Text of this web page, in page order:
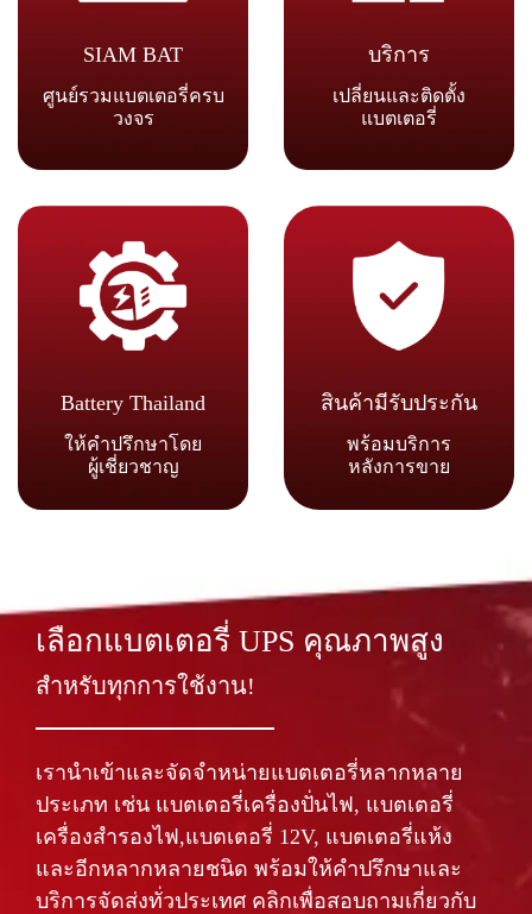
SIAM BAT
ศูนย์รวมแบตเตอรี่ครบ
วงจร
บริการ
เปลี่ยนและติดตั้ง
แบตเตอรี่
Battery Thailand
ให้คำปรึกษาโดย
ผู้เชี่ยวชาญ
สินค้ามีรับประกัน
พร้อมบริการ
หลังการขาย
เลือกแบตเตอรี่ UPS คุณภาพสูง
สำหรับทุกการใช้งาน!
เรานำเข้าและจัดจำหน่ายแบตเตอรี่หลากหลาย
ประเภท เช่น แบตเตอรี่เครื่องปั่นไฟ, แบตเตอรี่
เครื่องสำรองไฟ,แบตเตอรี่ 12V, แบตเตอรี่แห้ง
และอีกหลากหลายชนิด พร้อมให้คำปรึกษาและ
บริการจัดส่งทั่วประเทศ คลิกเพื่อสอบถามเกี่ยวกับ